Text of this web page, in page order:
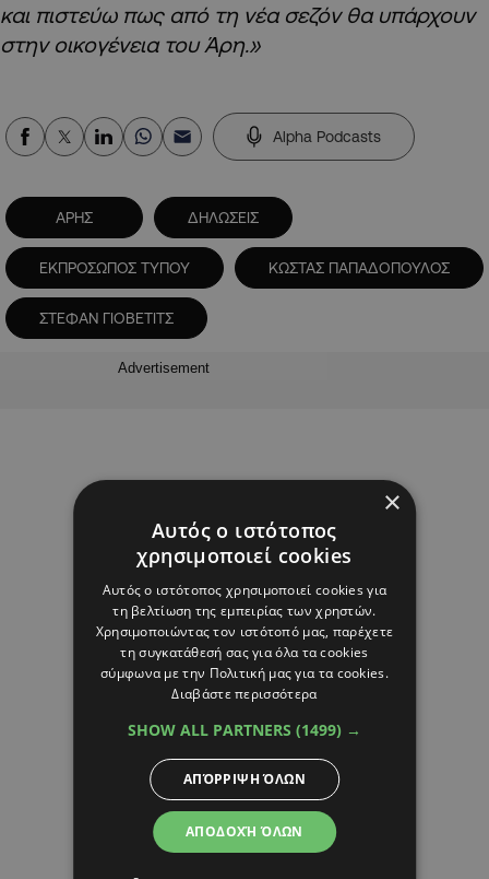
και πιστεύω πως από τη νέα σεζόν θα υπάρχουν
στην οικογένεια του Άρη.»
Alpha Podcasts
ΑΡΗΣ ΔΗΛΩΣΕΙΣ
ΕΚΠΡΟΣΩΠΟΣ ΤΥΠΟΥ ΚΩΣΤΑΣ ΠΑΠΑΔΟΠΟΥΛΟΣ
ΣΤΕΦΑΝ ΓΙΟΒΕΤΙΤΣ
Advertisement
×
Αυτός ο ιστότοπος
χρησιμοποιεί cookies
Αυτός ο ιστότοπος χρησιμοποιεί cookies για
τη βελτίωση της εμπειρίας των χρηστών.
Χρησιμοποιώντας τον ιστότοπό μας, παρέχετε
τη συγκατάθεσή σας για όλα τα cookies
σύμφωνα με την Πολιτική μας για τα cookies.
Διαβάστε περισσότερα
SHOW ALL PARTNERS (1499) →
ΑΠΟΔΟΧΉ ΌΛΩΝ
ΑΠΌΡΡΙΨΗ ΌΛΩΝ